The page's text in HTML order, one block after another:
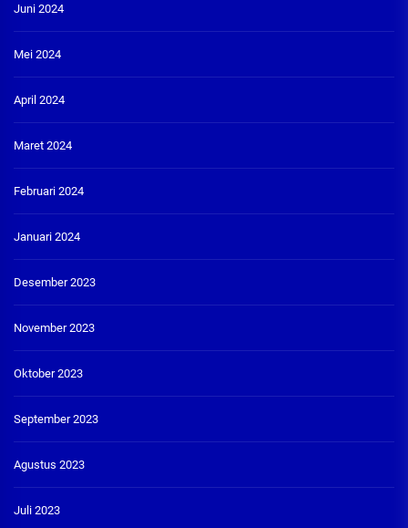
Juni 2024
Mei 2024
April 2024
Maret 2024
Februari 2024
Januari 2024
Desember 2023
November 2023
Oktober 2023
September 2023
Agustus 2023
Juli 2023